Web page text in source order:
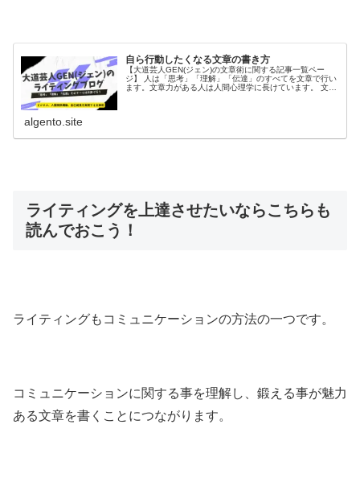
自ら行動したくなる文章の書き方
【大道芸人GEN(ジェン)の文章術に関する記事一覧ペー
ジ】 人は「思考」「理解」「伝達」のすべてを文章で行い
ます。文章力がある人は人間心理学に長けています。 文章
algento.site
ライティングを上達させたいならこちらも
読んでおこう！
ライティングもコミュニケーションの方法の一つです。
コミュニケーションに関する事を理解し、鍛える事が魅力
ある文章を書くことにつながります。